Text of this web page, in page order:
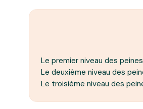
Le premier niveau des
Le deuxième niveau des
Le troisième niveau des